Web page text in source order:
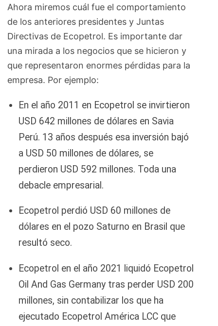
Ahora miremos cuál fue el comportamiento
de los anteriores presidentes y Juntas
Directivas de Ecopetrol. Es importante dar
una mirada a los negocios que se hicieron y
que representaron enormes pérdidas para la
empresa. Por ejemplo:
En el año 2011 en Ecopetrol se invirtieron
USD 642 millones de dólares en Savia
Perú. 13 años después esa inversión bajó
a USD 50 millones de dólares, se
perdieron USD 592 millones. Toda una
debacle empresarial.
Ecopetrol perdió USD 60 millones de
dólares en el pozo Saturno en Brasil que
resultó seco.
Ecopetrol en el año 2021 liquidó Ecopetrol
Oil And Gas Germany tras perder USD 200
millones, sin contabilizar los que ha
ejecutado Ecopetrol América LCC que